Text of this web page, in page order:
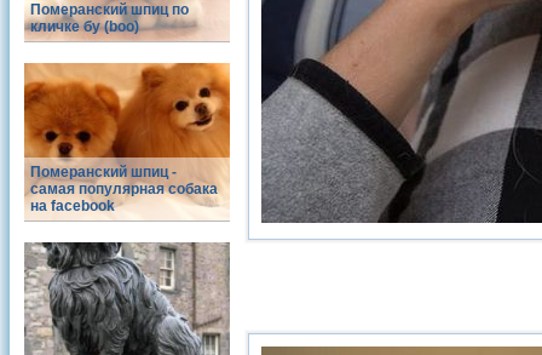
Померанский шпиц по
кличке бу (boo)
Померанский шпиц -
cамая популярная собака
на facebook